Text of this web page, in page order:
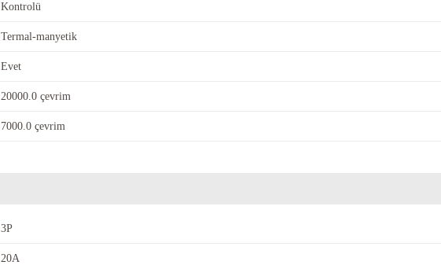
Kontrolü
Termal-manyetik
Evet
20000.0 çevrim
7000.0 çevrim
3P
20A